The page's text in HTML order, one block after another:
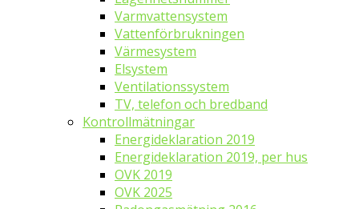
Varmvattensystem
Vattenförbrukningen
Värmesystem
Elsystem
Ventilationssystem
TV, telefon och bredband
Kontrollmätningar
Energideklaration 2019
Energideklaration 2019, per hus
OVK 2019
OVK 2025